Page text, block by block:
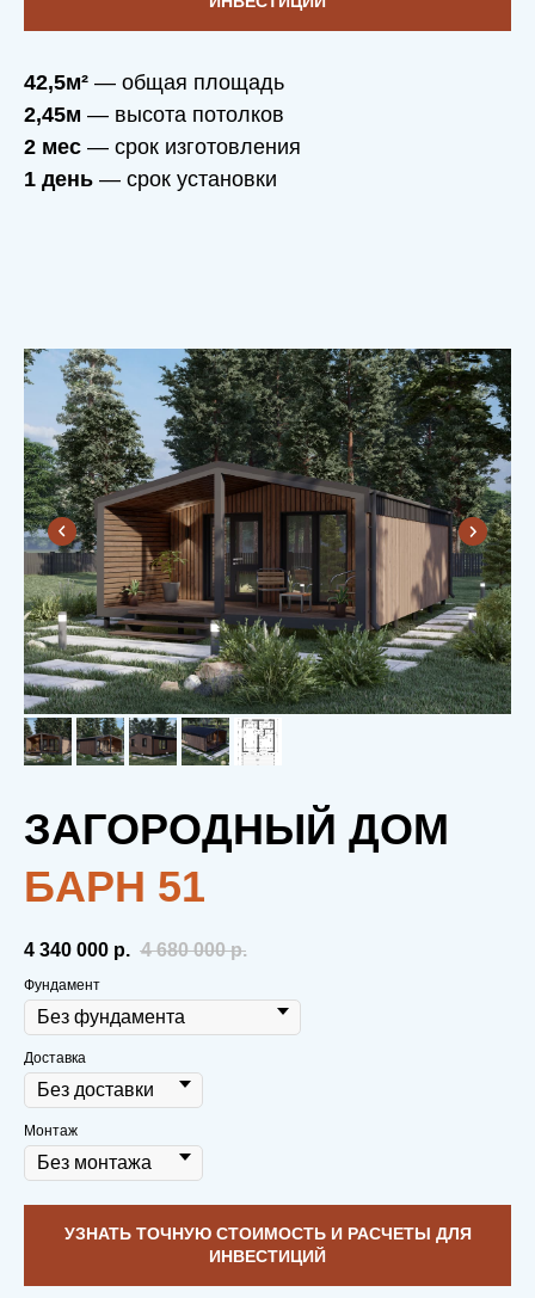
42,5м² — общая площадь
2,45м — высота потолков
2 мес — срок изготовления
1 день — срок установки
ЗАГОРОДНЫЙ ДОМ
БAРН 51
4 340 000 р. 4 680 000 р.
Фундамент
Доставка
Монтаж
УЗНАТЬ ТОЧНУЮ СТОИМОСТЬ И РАСЧЕТЫ ДЛЯ
ИНВЕСТИЦИЙ
С НАМИ ТЕПЛО.
В ОТНОШЕНИЯХ.